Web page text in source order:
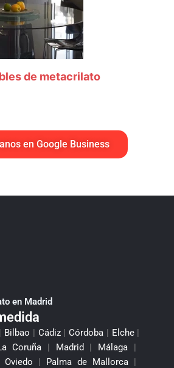
de metacrilato
en Google Business
en Madrid
| Bilbao | Cádiz | Córdoba | Elche |
Coruña | Madrid | Málaga |
Oviedo | Palma de Mallorca |